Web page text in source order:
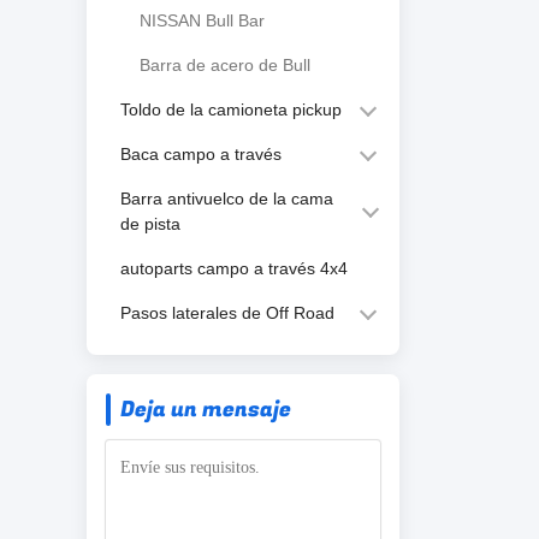
NISSAN Bull Bar
Barra de acero de Bull
Toldo de la camioneta pickup
Baca campo a través
Barra antivuelco de la cama
de pista
autoparts campo a través 4x4
Pasos laterales de Off Road
Deja un mensaje